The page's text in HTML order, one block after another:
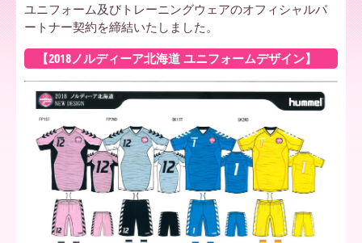
ィ
ー
ア
北
ユニフォーム及びトレーニングウェアのオフィシャルパ
ートナー契約を締結いたしました。
【2018ノルディーア北海道 ユニフォームデザイン】